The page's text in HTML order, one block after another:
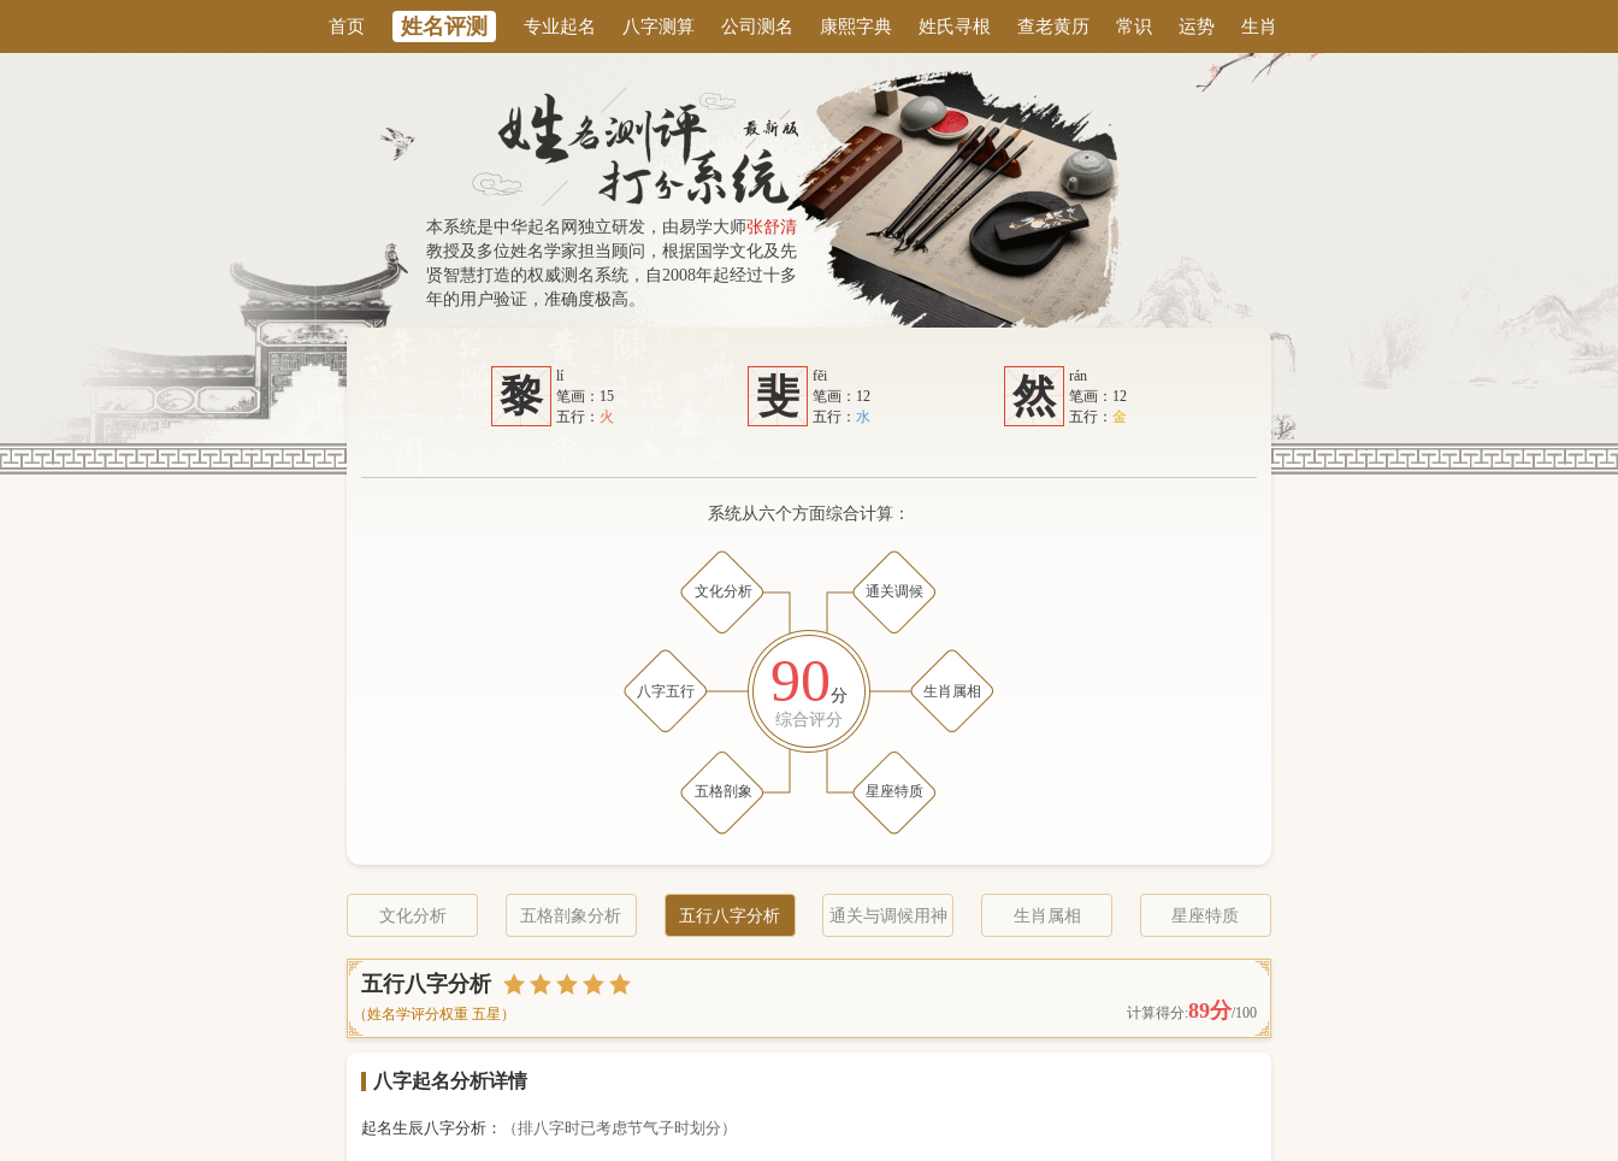
首页 姓名评测 专业起名 八字测算 公司测名 康熙字典 姓氏寻根 查老黄历 常识 运势 生肖
本系统是中华起名网独立研发，由易学大师张舒清
教授及多位姓名学家担当顾问，根据国学文化及先
贤智慧打造的权威测名系统，自2008年起经过十多
年的用户验证，准确度极高。
黎
lí
笔画：15
五行： 火 斐
fěi
笔画：12
五行： 水 然
rán
笔画：12
五行： 金
系统从六个方面综合计算：
八字五行
文化分析
五格剖象
生肖属相
通关调候
星座特质
90分
综合评分
文化分析 五格剖象分析 五行八字分析 通关与调候用神 生肖属相 星座特质
五行八字分析
计算得分:89分/100
（姓名学评分权重 五星）
八字起名分析详情
起名生辰八字分析： （排八字时已考虑节气子时划分）